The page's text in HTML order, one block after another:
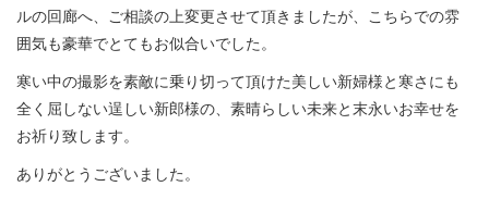
ルの回廊へ、ご相談の上変更させて頂きましたが、こちらでの雰
囲気も豪華でとてもお似合いでした。
寒い中の撮影を素敵に乗り切って頂けた美しい新婦様と寒さにも
全く屈しない逞しい新郎様の、素晴らしい未来と末永いお幸せを
お祈り致します。
ありがとうございました。